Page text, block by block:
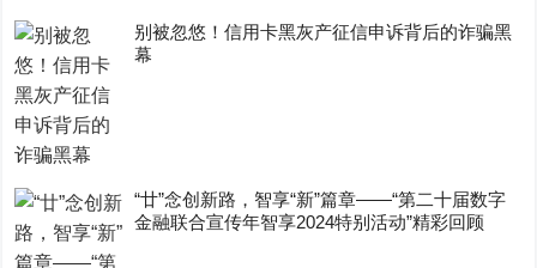
别被忽悠！信用卡黑灰产征信申诉背后的诈骗黑
幕
“廿”念创新路，智享“新”篇章——“第二十届数字
金融联合宣传年智享2024特别活动”精彩回顾